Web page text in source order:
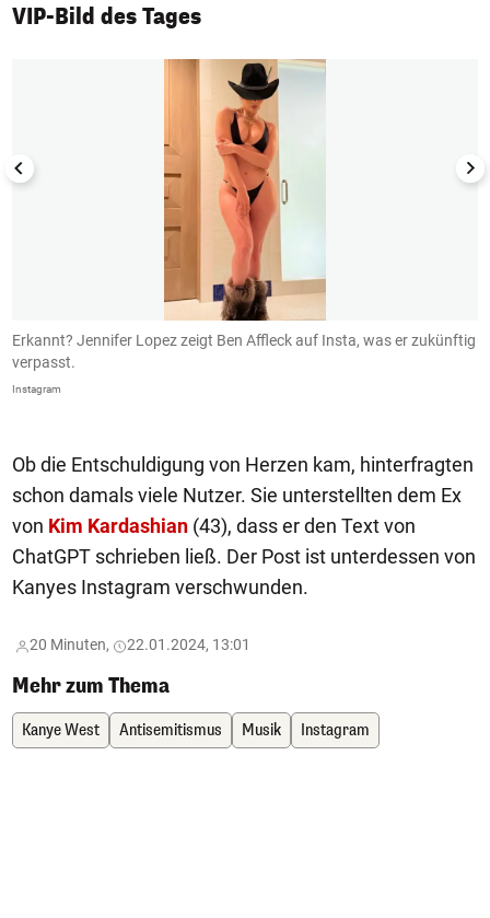
VIP-Bild des Tages
1/50
Erkannt? Jennifer Lopez zeigt Ben Affleck auf Insta, was er zukünftig
verpasst.
Instagram
Ob die Entschuldigung von Herzen kam, hinterfragten
schon damals viele Nutzer. Sie unterstellten dem Ex
von Kim Kardashian (43), dass er den Text von
ChatGPT schrieben ließ. Der Post ist unterdessen von
Kanyes Instagram verschwunden.
20 Minuten, 22.01.2024, 13:01
Mehr zum Thema
Kanye West Antisemitismus Musik Instagram